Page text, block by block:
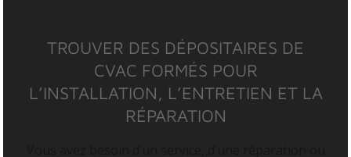
TROUVER DES DÉPOSITAIRES DE
CVAC FORMÉS POUR
L’INSTALLATION, L’ENTRETIEN ET LA
RÉPARATION